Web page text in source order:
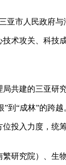
亚市人民政府
术攻关、科
共建的三亚研
到“成林”的跨越
投入力度，
研究院）、